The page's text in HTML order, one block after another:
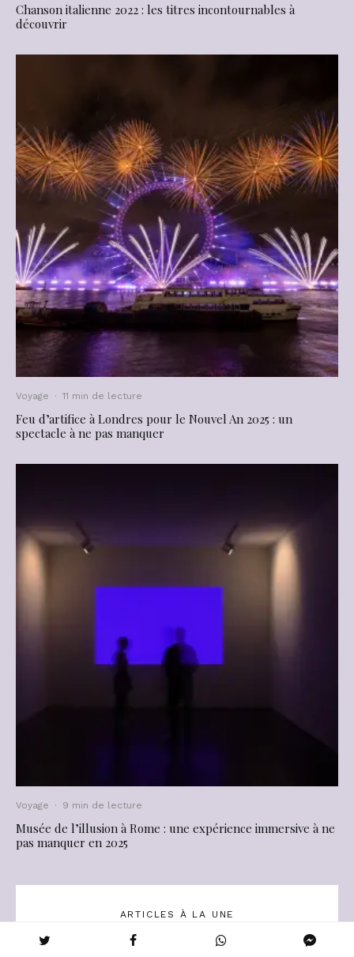
Chanson italienne 2022 : les titres incontournables à
découvrir
Voyage · 11 min de lecture
Feu d’artifice à Londres pour le Nouvel An 2025 : un
spectacle à ne pas manquer
Voyage · 9 min de lecture
Musée de l’illusion à Rome : une expérience immersive à ne
pas manquer en 2025
ARTICLES À LA UNE
Quand une femme vous appelle par votre